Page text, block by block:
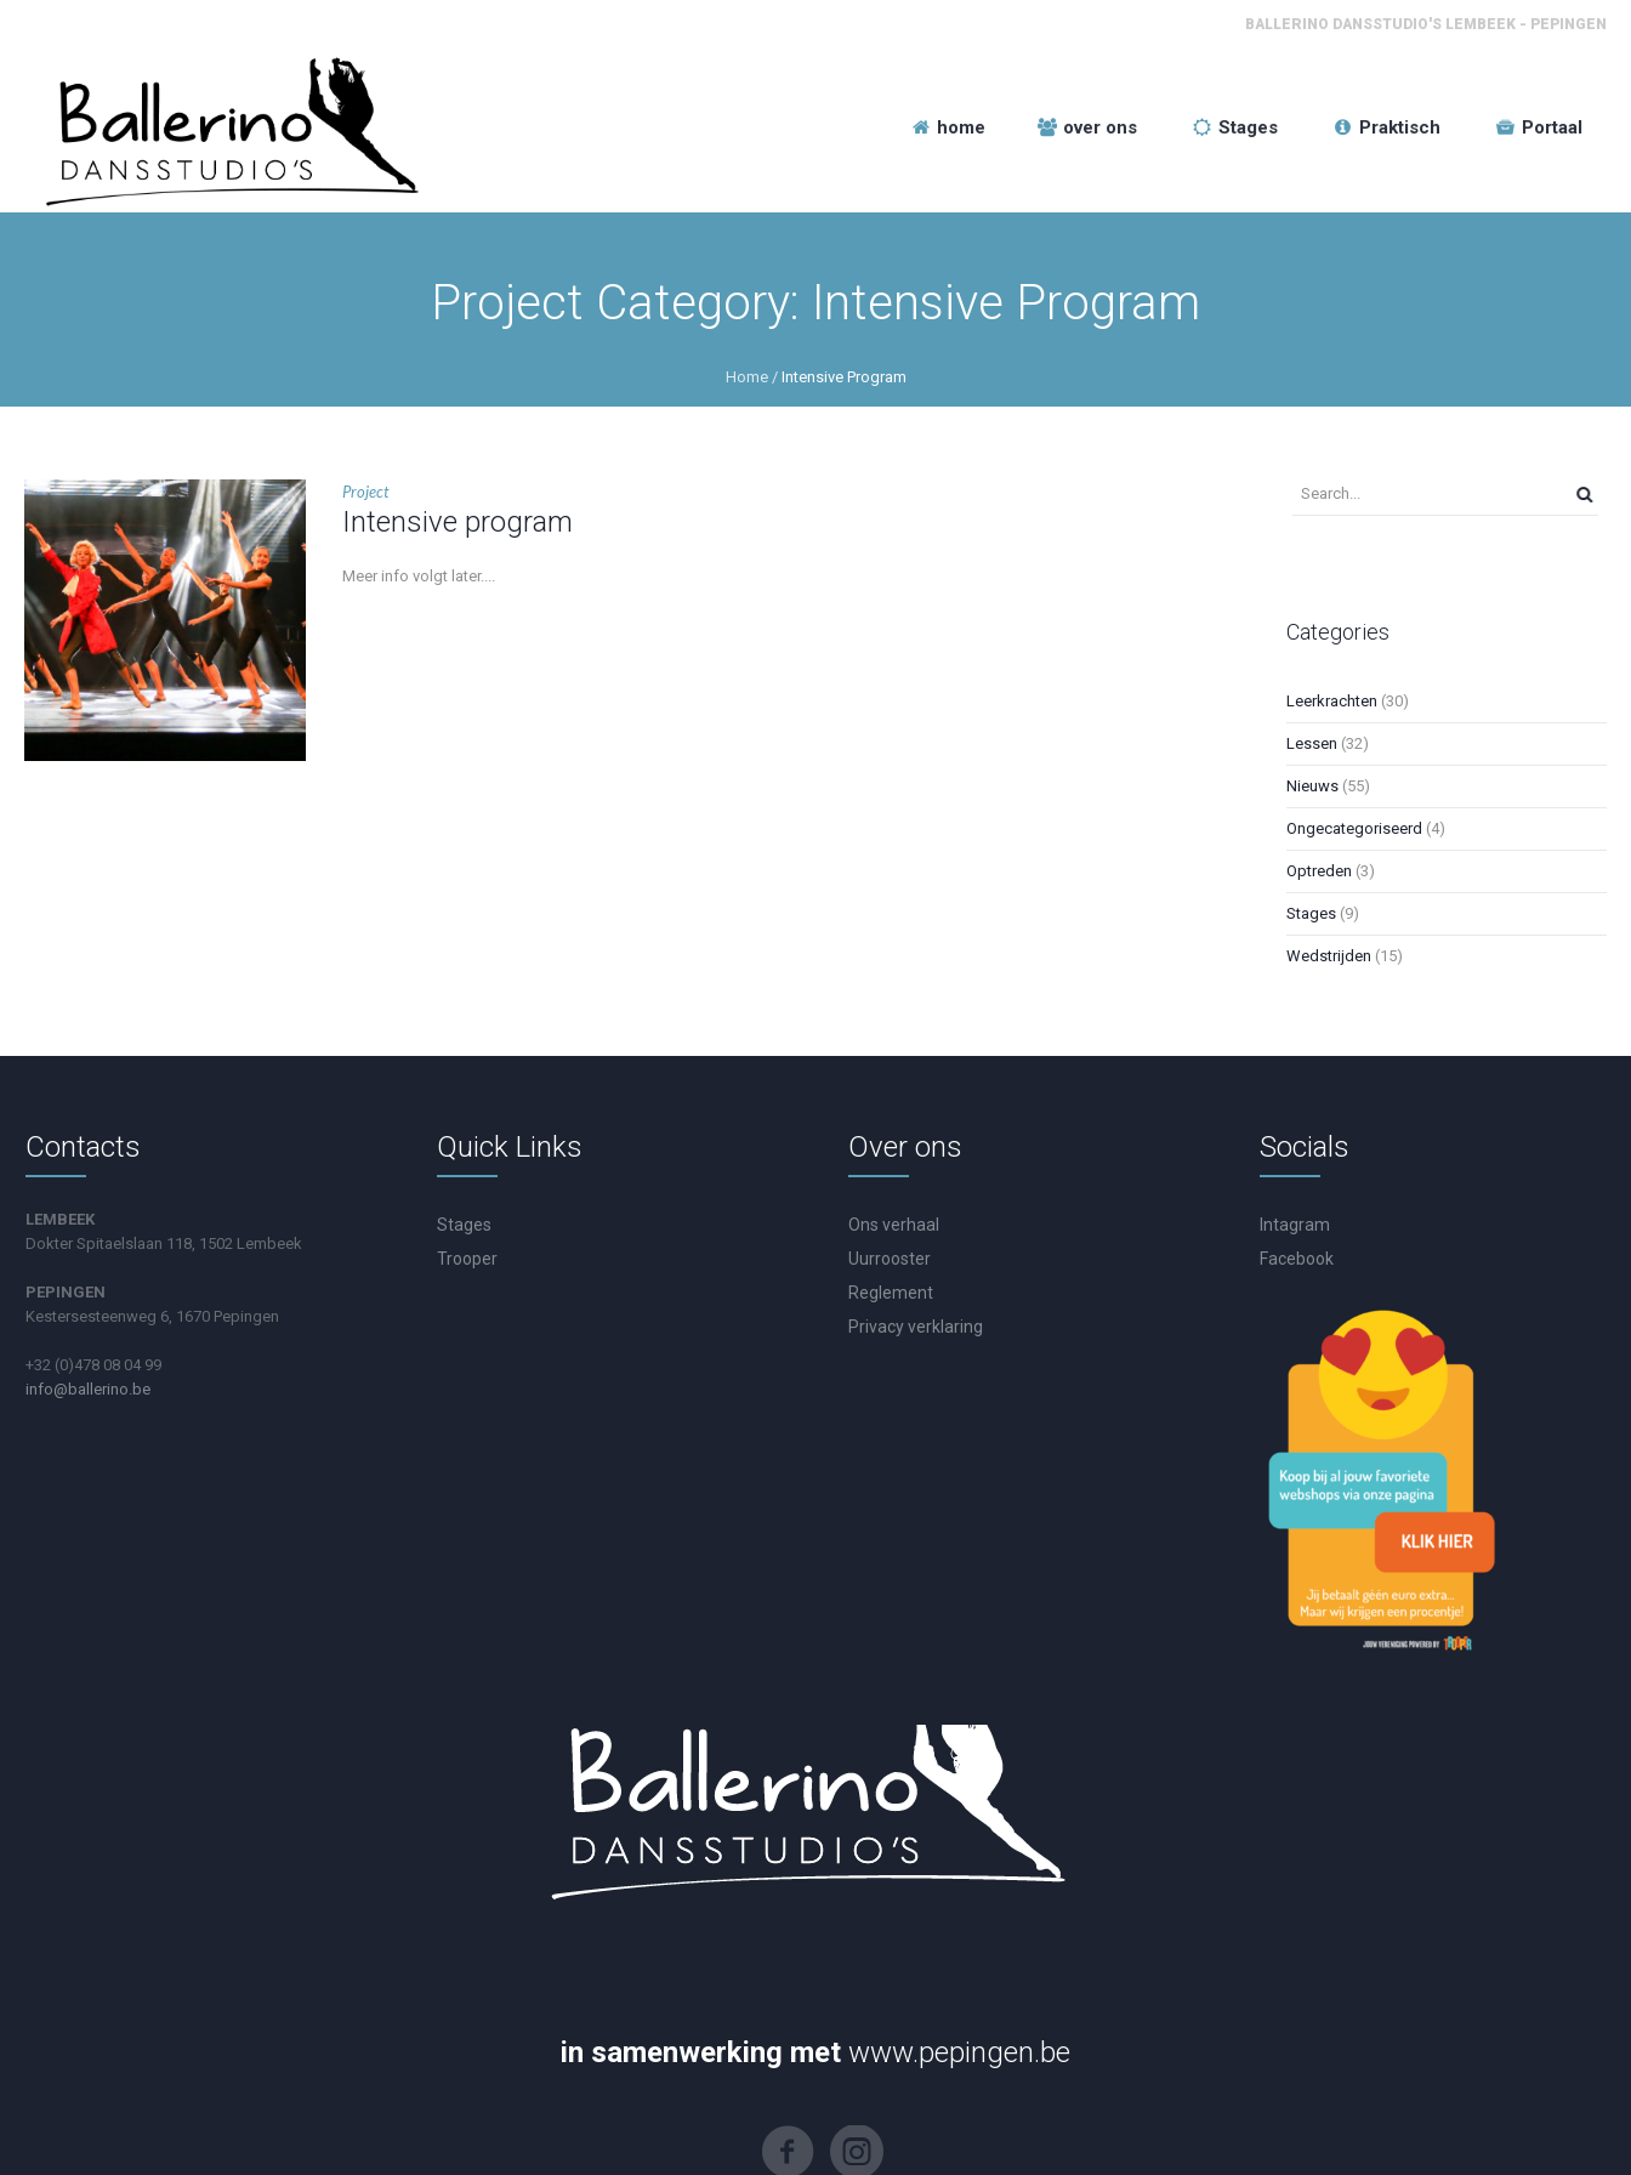
BALLERINO DANSSTUDIO'S LEMBEEK - PEPINGEN
home over ons Stages Praktisch Portaal
Project Category: Intensive Program
Home / Intensive Program
Project
Intensive program
Meer info volgt later....
Categories
Leerkrachten (30)
Lessen (32)
Nieuws(55)
Ongecategoriseerd (4)
Optreden (3)
Stages(9)
Wedstrijden (15)
Contacts
LEMBEEK
Dokter Spitaelslaan 118, 1502 Lembeek
PEPINGEN
Kestersesteenweg 6, 1670 Pepingen
+32 (0)478 08 04 99
info@ballerino.be
Quick Links
Stages
Trooper
Over ons
Ons verhaal
Uurrooster
Reglement
Privacy verklaring
Socials
Intagram
Facebook
in samenwerking met www.pepingen.be